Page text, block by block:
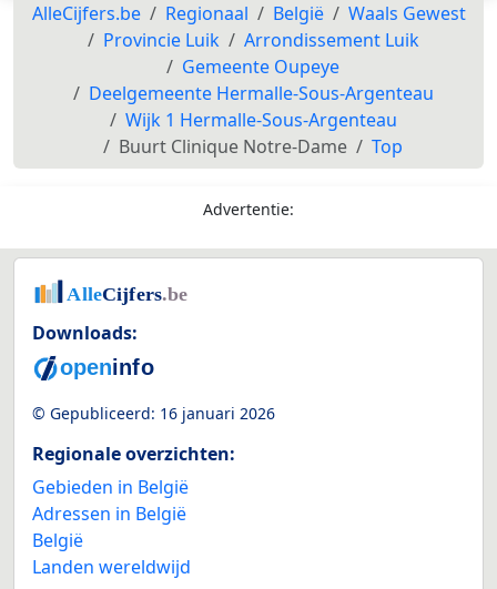
AlleCijfers.be Regionaal België
Waals Gewest
Provincie Luik
Arrondissement Luik
Gemeente Oupeye
Deelgemeente Hermalle-Sous-Argenteau
Wijk 1 Hermalle-Sous-Argenteau
Buurt Clinique Notre-Dame
Top
Advertentie:
Downloads:
© Gepubliceerd: 16 januari 2026
Regionale overzichten:
Gebieden in België
Adressen in België
België
Landen wereldwijd